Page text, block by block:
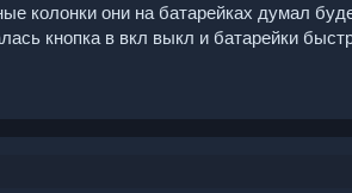
колонки они на батарейках думал
кнопка в вкл выкл и батарейки